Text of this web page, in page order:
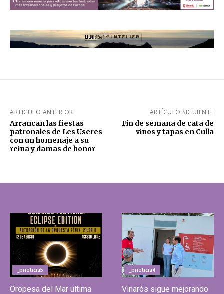
ARTÍCULO ANTERIOR
Arrancan las fiestas
patronales de Les Useres
con un homenaje a su
reina y damas de honor
ARTÍCULO SIGUIENTE
Fin de semana de cata de
vinos y tapas en Culla
_pnoticia5
Oropesa del Mar ultima
_pnoticia4
Vinaròs sigue mejorando